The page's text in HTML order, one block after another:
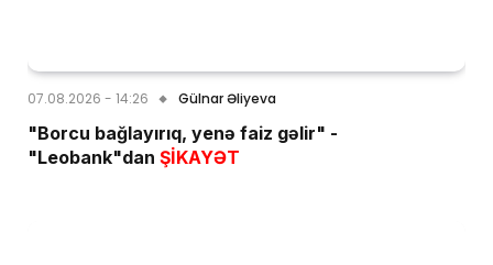
07.08.2026 - 14:26 Gülnar Əliyeva
"Borcu bağlayırıq, yenə faiz gəlir" -
"Leobank"dan ŞİKAYƏT